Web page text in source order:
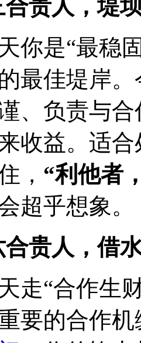
合贵人，堤
你是“最稳
最佳堤岸
、负责与
收益。适
， “利他者
超乎想象。
合贵人，借
走“合作生
要的合作